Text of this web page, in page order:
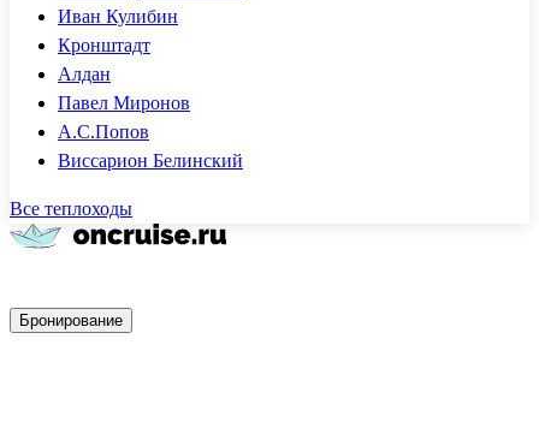
Иван Кулибин
Кронштадт
Алдан
Павел Миронов
А.С.Попов
Виссарион Белинский
Все теплоходы
Бронирование